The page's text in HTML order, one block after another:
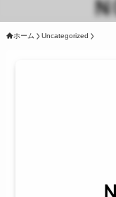
ホーム Uncategorized